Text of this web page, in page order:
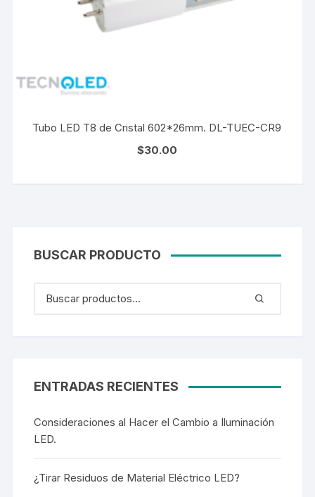
Tubo LED T8 de Cristal 602*26mm. DL-TUEC-CR9
$30.00
BUSCAR PRODUCTO
ENTRADAS RECIENTES
Consideraciones al Hacer el Cambio a Iluminación
LED.
¿Tirar Residuos de Material Eléctrico LED?